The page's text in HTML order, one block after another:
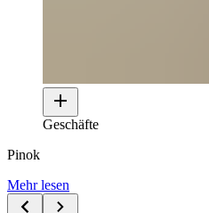
Geschäfte
Pinok
Mehr lesen